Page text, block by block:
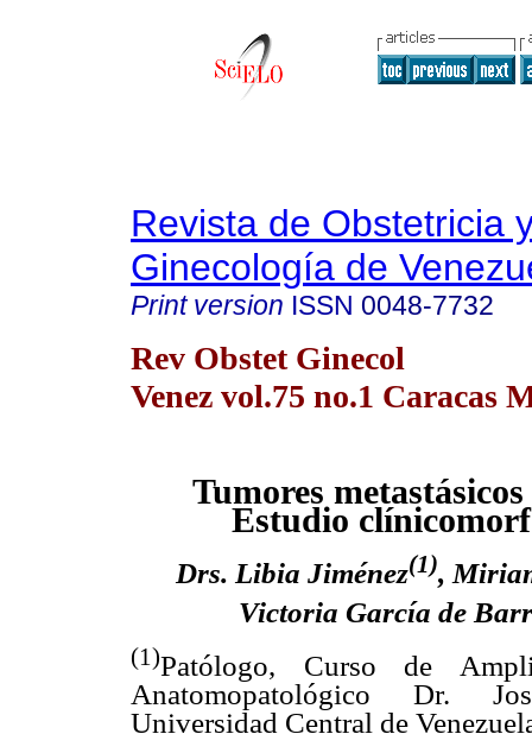
Revista de Obstetricia
Ginecología de
Print version ISSN 0048-7732
Rev Obstet Ginecol
Venez vol.75 no.1 Caracas
Tumores
Estudio
Drs. Libia Jiménez(1),
Victoria García de
(1)Patólogo, Curso de
Anatomopatológico Dr.
Universidad Central de